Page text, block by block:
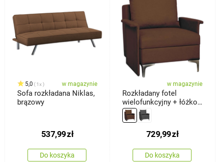
5,0 1x w magazynie
Sofa rozkładana Niklas,
brązowy
537,99zł
Do koszyka
w magazynie
Rozkładany fotel
wielofunkcyjny + łóżko
Baron, brązowy
729,99zł
Do koszyka